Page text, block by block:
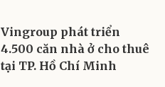
Vingroup phát triển
4.500 căn nhà ở cho thuê
tại TP. Hồ Chí Minh